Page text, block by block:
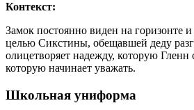
Контекст:
Замок постоянно виден на горизонте и
целью Сикстины, обещавшей деду
олицетворяет надежду, которую Гленн
которую начинает уважать.
Школьная униформа